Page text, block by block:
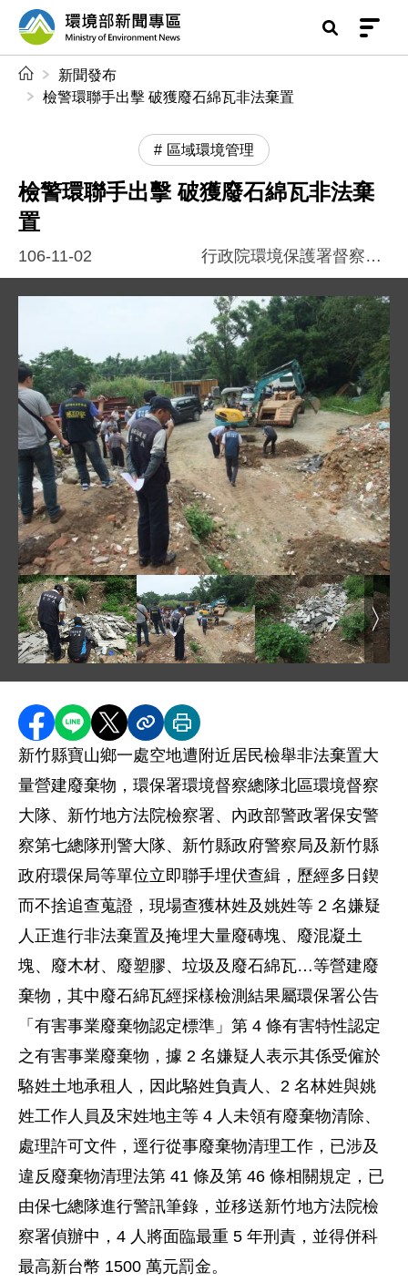
前往中央內容區塊
環境部新聞專區
新聞發布
檢警環聯手出擊 破獲廢石綿瓦非法棄置
區域環境管理
檢警環聯手出擊 破獲廢石綿瓦非法棄
置
106-11-02 行政院環境保護署督察總隊
圖片說明：1061102 相片 - 檢警環聯合查緝，現場進
分享至 Facebook
分享到 LINE
分享到 X分享內容連結
列印本頁
新竹縣寶山鄉一處空地遭附近居民檢舉非法棄置大
量營建廢棄物，環保署環境督察總隊北區環境督察
大隊、新竹地方法院檢察署、內政部警政署保安警
察第七總隊刑警大隊、新竹縣政府警察局及新竹縣
政府環保局等單位立即聯手埋伏查緝，歷經多日鍥
而不捨追查蒐證，現場查獲林姓及姚姓等 2 名嫌疑
人正進行非法棄置及掩埋大量廢磚塊、廢混凝土
塊、廢木材、廢塑膠、垃圾及廢石綿瓦…等營建廢
棄物，其中廢石綿瓦經採樣檢測結果屬環保署公告
「有害事業廢棄物認定標準」第 4 條有害特性認定
之有害事業廢棄物，據 2 名嫌疑人表示其係受僱於
駱姓土地承租人，因此駱姓負責人、2 名林姓與姚
姓工作人員及宋姓地主等 4 人未領有廢棄物清除、
處理許可文件，逕行從事廢棄物清理工作，已涉及
違反廢棄物清理法第 41 條及第 46 條相關規定，已
由保七總隊進行警訊筆錄，並移送新竹地方法院檢
察署偵辦中，4 人將面臨最重 5 年刑責，並得併科
最高新台幣 1500 萬元罰金。